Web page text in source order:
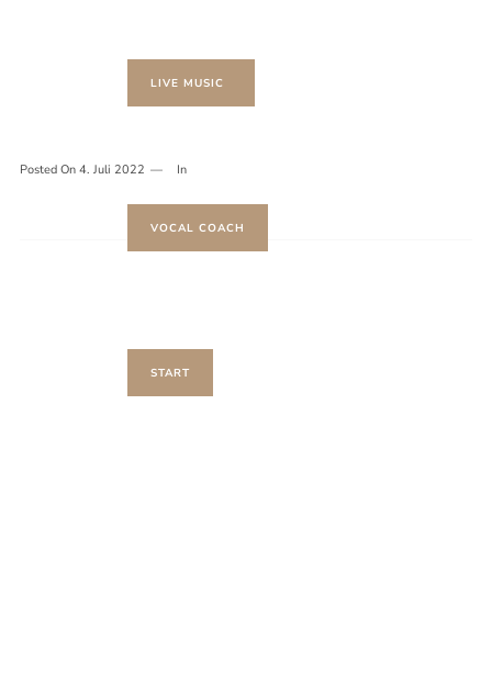
LIVE MUSIC
VOCAL COACH
START
Posted On 4. Juli 2022 In